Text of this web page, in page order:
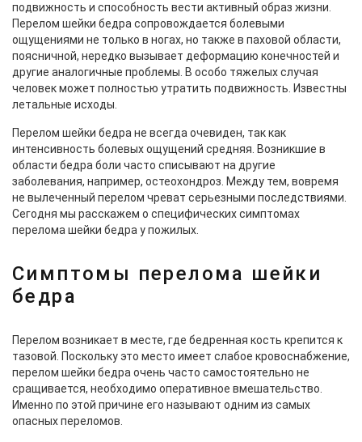
подвижность и способность вести активный образ жизни.
Перелом шейки бедра сопровождается болевыми
ощущениями не только в ногах, но также в паховой области,
поясничной, нередко вызывает деформацию конечностей и
другие аналогичные проблемы. В особо тяжелых случая
человек может полностью утратить подвижность. Известны
летальные исходы.
Перелом шейки бедра не всегда очевиден, так как
интенсивность болевых ощущений средняя. Возникшие в
области бедра боли часто списывают на другие
заболевания, например, остеохондроз. Между тем, вовремя
не вылеченный перелом чреват серьезными последствиями.
Сегодня мы расскажем о специфических симптомах
перелома шейки бедра у пожилых.
Симптомы перелома шейки
бедра
Перелом возникает в месте, где бедренная кость крепится к
тазовой. Поскольку это место имеет слабое кровоснабжение,
перелом шейки бедра очень часто самостоятельно не
сращивается, необходимо оперативное вмешательство.
Именно по этой причине его называют одним из самых
опасных переломов.